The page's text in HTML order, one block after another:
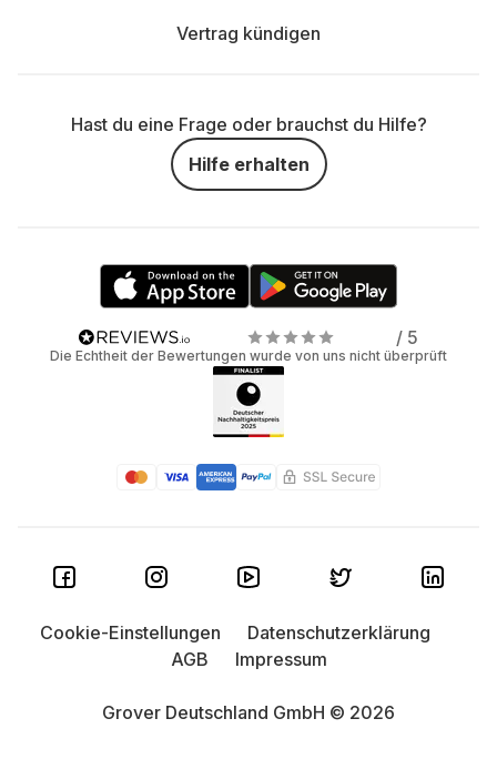
Vertrag kündigen
Hast du eine Frage oder brauchst du Hilfe?
Hilfe erhalten
/ 5
Die Echtheit der Bewertungen wurde von uns nicht überprüft
Grover Deutschland GmbH © 2026
Cookie-Einstellungen
Datenschutzerklärung
AGB
Impressum